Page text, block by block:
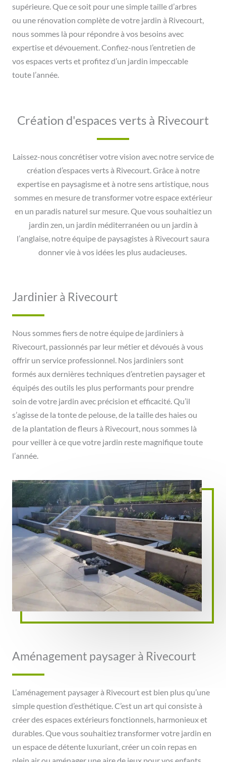
supérieure. Que ce soit pour une simple taille d’arbres
ou une rénovation complète de votre jardin à Rivecourt,
nous sommes là pour répondre à vos besoins avec
expertise et dévouement. Confiez-nous l’entretien de
vos espaces verts et profitez d’un jardin impeccable
toute l’année.
Création d'espaces verts à Rivecourt
Laissez-nous concrétiser votre vision avec notre service de
création d’espaces verts à Rivecourt. Grâce à notre
expertise en paysagisme et à notre sens artistique, nous
sommes en mesure de transformer votre espace extérieur
en un paradis naturel sur mesure. Que vous souhaitiez un
jardin zen, un jardin méditerranéen ou un jardin à
l’anglaise, notre équipe de paysagistes à Rivecourt saura
donner vie à vos idées les plus audacieuses.
Jardinier à Rivecourt
Nous sommes fiers de notre équipe de jardiniers à
Rivecourt, passionnés par leur métier et dévoués à vous
offrir un service professionnel. Nos jardiniers sont
formés aux dernières techniques d’entretien paysager et
équipés des outils les plus performants pour prendre
soin de votre jardin avec précision et efficacité. Qu’il
s’agisse de la tonte de pelouse, de la taille des haies ou
de la plantation de fleurs à Rivecourt, nous sommes là
pour veiller à ce que votre jardin reste magnifique toute
l’année.
Aménagement paysager à Rivecourt
L’aménagement paysager à Rivecourt est bien plus qu’une
simple question d’esthétique. C’est un art qui consiste à
créer des espaces extérieurs fonctionnels, harmonieux et
durables. Que vous souhaitiez transformer votre jardin en
un espace de détente luxuriant, créer un coin repas en